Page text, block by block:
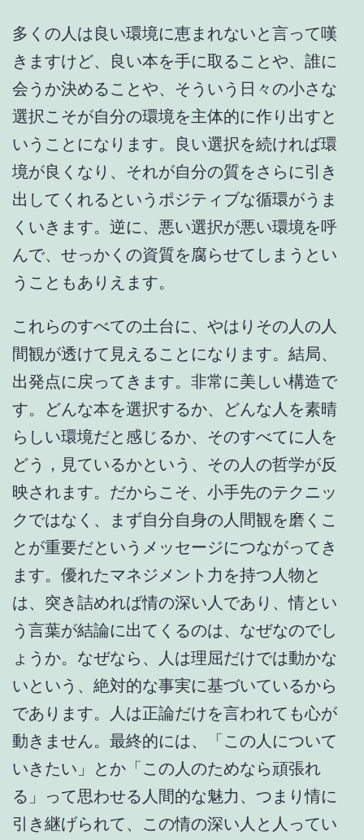
多くの人は良い環境に恵まれないと言って嘆
きますけど、良い本を手に取ることや、誰に
会うか決めることや、そういう日々の小さな
選択こそが自分の環境を主体的に作り出すと
いうことになります。良い選択を続ければ環
境が良くなり、それが自分の質をさらに引き
出してくれるというポジティブな循環がうま
くいきます。逆に、悪い選択が悪い環境を呼
んで、せっかくの資質を腐らせてしまうとい
うこともありえます。
これらのすべての土台に、やはりその人の人
間観が透けて見えることになります。結局、
出発点に戻ってきます。非常に美しい構造で
す。どんな本を選択するか、どんな人を素晴
らしい環境だと感じるか、そのすべてに人を
どう，見ているかという、その人の哲学が反
映されます。だからこそ、小手先のテクニッ
クではなく、まず自分自身の人間観を磨くこ
とが重要だというメッセージにつながってき
ます。優れたマネジメント力を持つ人物と
は、突き詰めれば情の深い人であり、情とい
う言葉が結論に出てくるのは、なぜなのでし
ょうか。なぜなら、人は理屈だけでは動かな
いという、絶対的な事実に基づいているから
であります。人は正論だけを言われても心が
動きません。最終的には、「この人について
いきたい」とか「この人のためなら頑張れ
る」って思わせる人間的な魅力、つまり情に
引き継げられて、この情の深い人と人ってい